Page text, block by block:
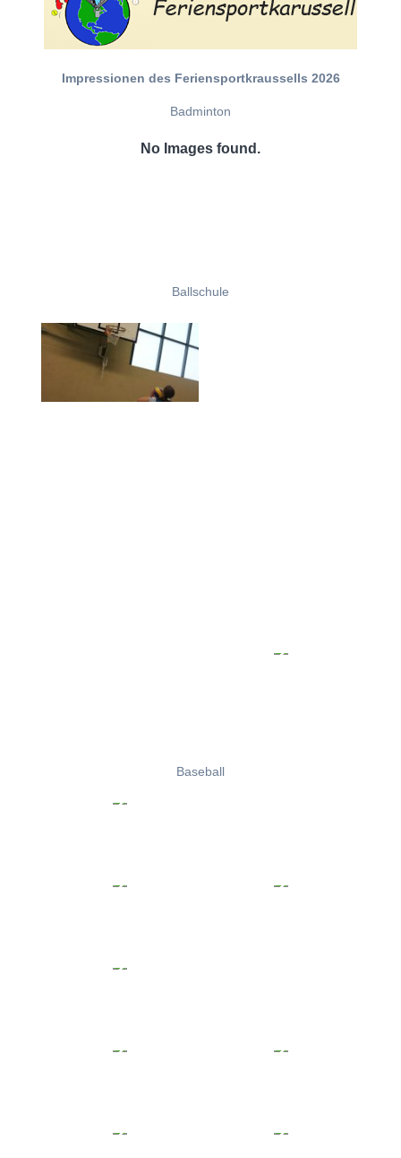
Impressionen des Feriensportkraussells 2026
Badminton
No Images found.
Ballschule
Baseball